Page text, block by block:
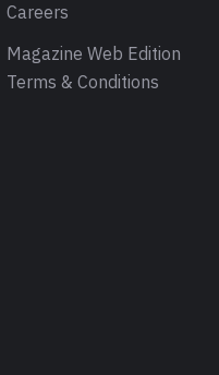
Careers
Magazine Web Edition
Terms & Conditions